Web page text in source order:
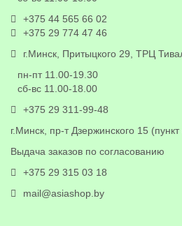
+375 44 565 66 02
+375 29 774 47 46
г.Минск, Притыцкого 29, ТРЦ
пн-пт 11.00-19.30
сб-вс 11.00-18.00
+375 29 311-99-48
г.Минск, пр-т Дзержинского 15
Выдача заказов по согласованию
+375 29 315 03 18
mail@asiashop.by